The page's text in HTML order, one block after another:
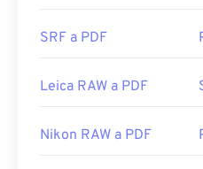
SRF a PDF
Leica RAW a PDF
Nikon RAW a PDF